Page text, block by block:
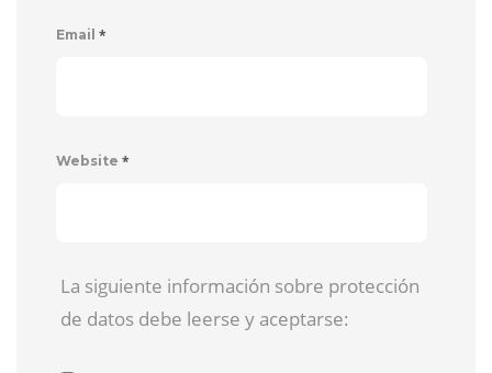
Email *
Website *
La siguiente información sobre protección
de datos debe leerse y aceptarse: